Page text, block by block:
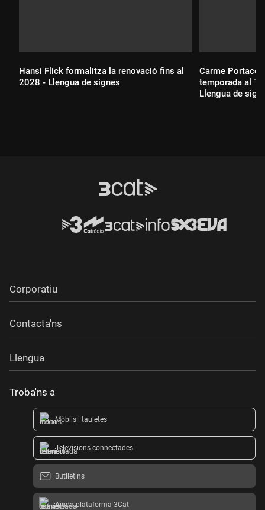
Hansi Flick formalitza la renovació fins al
2028 - Llengua de signes
Carme
temporada al
Llengua de
Corporatiu
Contacta'ns
Llengua
Troba'ns a
Mòbils i tauletes
Televisions connectades
Butlletins
Ajuda plataforma 3Cat